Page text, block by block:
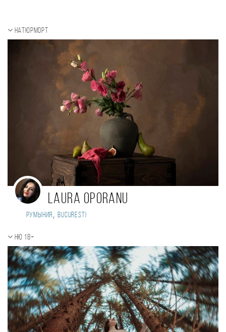
Натюрморт
Laura Oporanu
Румыния , Bucuresti
Ню 18+